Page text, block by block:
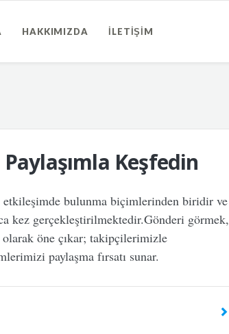
HAKKIMIZDA İLETIŞIM
Keşfedin
etkileşimde bulunma biçimlerinden biridir ve
kez gerçekleştirilmektedir.Gönderi görmek,
öne çıkar; takipçilerimizle
paylaşma fırsatı sunar.